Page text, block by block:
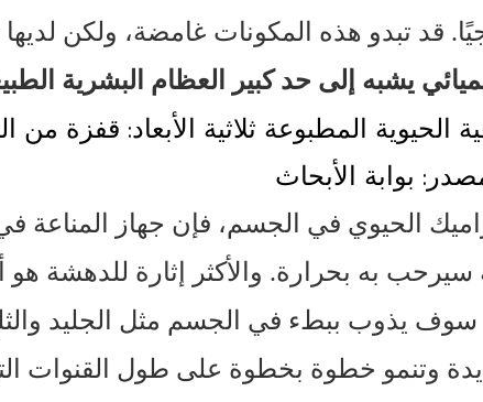
قد تبدو هذه المكونات غامضة، ولكن
يشبه إلى حد كبير العظام البشرية
الحيوية المطبوعة ثلاثية الأبعاد: قفزة
بوابة الأبحاث
الحيوي في الجسم، فإن جهاز المناعة
سيرحب به بحرارة. والأكثر إثارة للدهشة هو
سوف يذوب ببطء في الجسم مثل الجليد
وتنمو خطوة بخطوة على طول القنوات